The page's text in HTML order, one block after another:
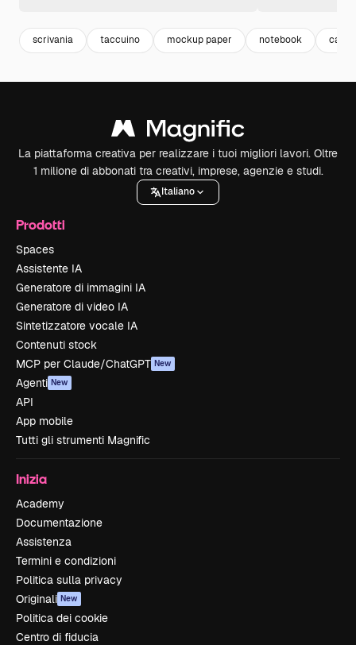
scrivania taccuino mockup paper notebook carta
La piattaforma creativa per realizzare i tuoi migliori lavori. Oltre
1 milione di abbonati tra creativi, imprese, agenzie e studi.
Italiano
Prodotti
Spaces
Assistente IA
Generatore di immagini IA
Generatore di video IA
Sintetizzatore vocale IA
Contenuti stock
MCP per Claude/ChatGPT New
Agenti New
API
App mobile
Tutti gli strumenti Magnific
Inizia
Academy
Documentazione
Assistenza
Termini e condizioni
Politica sulla privacy
Originali New
Politica dei cookie
Centro di fiducia